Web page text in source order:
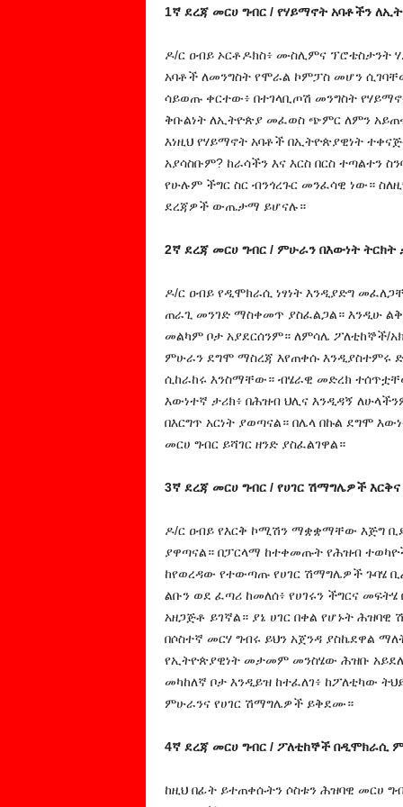
1ኛ ደረጃ መርሀ ግብር / የሃይማኖት አባቶችን
ዶ/ር ዐብይ ኦርቶዶክስ፥ ሙስሊምና ፕሮቴስታንት
አባቶች ለመንግስት የሞራል ኮምፓስ መሆን
ሳይወጡ ቀርተው፥ በተገላቢጦሽ መንግስት
ቅቡልነት ለኢትዮጵያ መፈወስ ጭምር ለምን
እነዚህ የሃይማኖት አባቶች በኢትዮጵያዊነት
አያሳስቡም? ከራሳችን እና እርስ በርስ ተጣልተን
የሁሉም ችግር ስር ብንጎረጉር መንፈሳዊ ነው።
ደረጃዎች ውጤታማ ይሆናሉ።
2ኛ ደረጃ መርሀ ግብር / ምሁራን በእውነት ትርክት
ዶ/ር ዐብይ የዲሞክራሲ ነፃነት እንዲያድግ
ጠራጊ መንገድ ማስቀመጥ ያስፈልጋል። እንዲሁ
መልካም ቦታ አያደርሰንም። ለምሳሌ ፖለቲከኞች/
ምሁራን ደግሞ ማስረጃ እየጠቀሱ እንዲያስተምሩ
ሲከራከሩ እንስማቸው። ብሄራዊ መድረክ
እውነተኛ ታሪክ፥ በሕዝብ ህሊና እንዲዳኝ
በእርግጥ አርነት ያወጣናል። በሌላ በኩል ደግሞ
መርሀ ግብር ይሻገር ዘንድ ያስፈልገዋል።
3ኛ ደረጃ መርሀ ግብር / የሀገር ሽማግሌዎች
ዶ/ር ዐብይ የእርቅ ኮሚሽን ማቋቋማቸው እጅግ
ያዋጣናል። በፓርላማ ከተቀመጡት የሕዝብ
ከየወረዳው የተውጣጡ የሀገር ሽማግሌዎች ጉባሄ
ልቡን ወደ ፈጣሪ ከመለሰ፥ የሀገሩን ችግርና
አዘጋጅቶ ይገኛል። ያኔ ሀገር በቀል የሆኑት
በሶስተኛ መርሃ ግብሩ ይህን አጀንዳ ያስኬደዋል
የኢትዮጵያዊነት መታመም መንስሄው ሕዝቡ
መካከለኛ ቦታ እንዲይዝ ከተፈለገ፥ ከፖለቲካው
ምሁራንና የሀገር ሽማግሌዎች ይቅደሙ።
4ኛ ደረጃ መርሀ ግብር / ፖለቲከኞች በዲሞክራሲ
ከዚህ በፊት ይተጠቀሱትን ሶስቱን ሕዝባዊ መርሀ